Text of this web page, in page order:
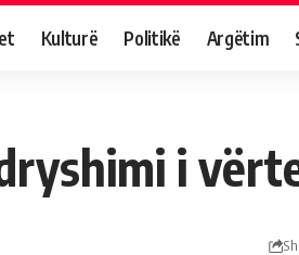
Kulturë Politikë Argëtim
i